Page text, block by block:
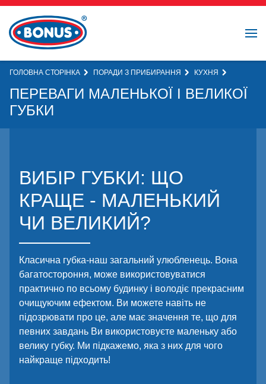
ГОЛОВНА СТОРІНКА ПОРАДИ З ПРИБИРАННЯ КУХНЯ
ПЕРЕВАГИ МАЛЕНЬКОЇ І ВЕЛИКОЇ
ГУБКИ
ВИБІР ГУБКИ: ЩО
КРАЩЕ - МАЛЕНЬКИЙ
ЧИ ВЕЛИКИЙ?
Класична губка-наш загальний улюбленець. Вона
багатостороння, може використовуватися
практично по всьому будинку і володіє прекрасним
очищуючим ефектом. Ви можете навіть не
підозрювати про це, але має значення те, що для
певних завдань Ви використовуєте маленьку або
велику губку. Ми підкажемо, яка з них для чого
найкраще підходить!